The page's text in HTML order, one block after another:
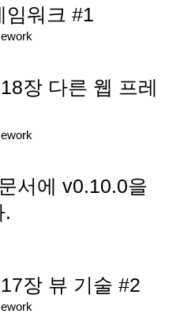
임워크 #1
장 다른 웹 프레
서에 v0.10.0을
.
장 뷰 기술 #2